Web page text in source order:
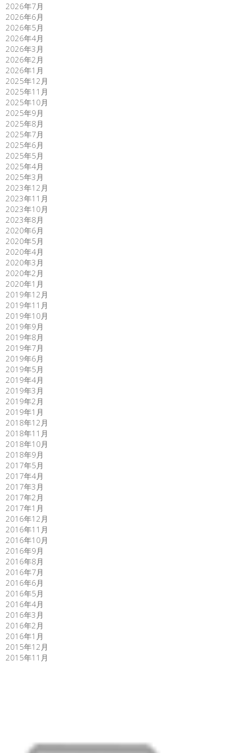
2026年7月
2026年6月
2026年5月
2026年4月
2026年3月
2026年2月
2026年1月
2025年12月
2025年11月
2025年10月
2025年9月
2025年8月
2025年7月
2025年6月
2025年5月
2025年4月
2025年3月
2023年12月
2023年11月
2023年10月
2023年8月
2020年6月
2020年5月
2020年4月
2020年3月
2020年2月
2020年1月
2019年12月
2019年11月
2019年10月
2019年9月
2019年8月
2019年7月
2019年6月
2019年5月
2019年4月
2019年3月
2019年2月
2019年1月
2018年12月
2018年11月
2018年10月
2018年9月
2017年5月
2017年4月
2017年3月
2017年2月
2017年1月
2016年12月
2016年11月
2016年10月
2016年9月
2016年8月
2016年7月
2016年6月
2016年5月
2016年4月
2016年3月
2016年2月
2016年1月
2015年12月
2015年11月